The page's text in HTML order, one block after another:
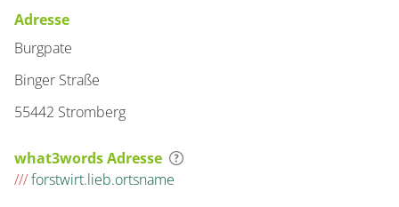
Adresse
Burgpate
Binger Straße
55442 Stromberg
what3words Adresse
///forstwirt.lieb.ortsname